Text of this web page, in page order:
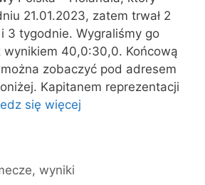
21.01.2023, zatem trwał 2
3 tygodnie. Wygraliśmy go
wynikiem 40,0:30,0. Końcową
zobaczyć pod adresem
Kapitanem reprezentacji
się więcej
,wyniki